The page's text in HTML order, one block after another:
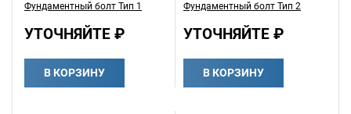
Фундаментный болт Тип 1
УТОЧНЯЙТЕ ₽
В КОРЗИНУ
Фундаментный болт Тип 2
УТОЧНЯЙТЕ ₽
В КОРЗИНУ